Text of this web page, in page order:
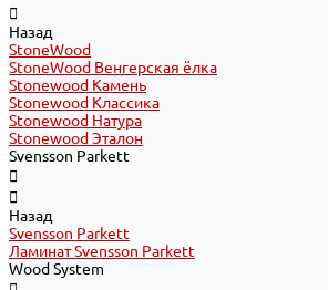
Назад
StoneWood
StoneWood Венгерская ёлка
Stonewood Камень
Stonewood Классика
Stonewood Натура
Stonewood Эталон
Svensson Parkett
Назад
Svensson Parkett
Ламинат Svensson Parkett
Wood System